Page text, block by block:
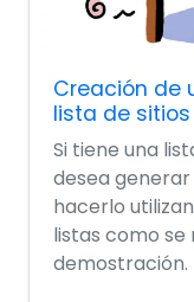
Creación de
lista de
proporciona
Si tiene una
desea
hacerlo
listas como
demostración.